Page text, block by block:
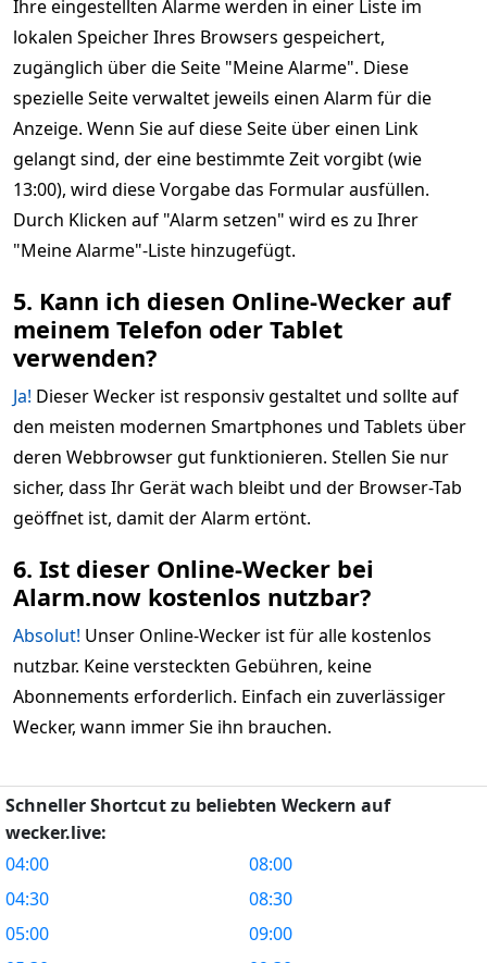
Ihre eingestellten Alarme werden in einer Liste im
lokalen Speicher Ihres Browsers gespeichert,
zugänglich über die Seite "Meine Alarme". Diese
spezielle Seite verwaltet jeweils einen Alarm für die
Anzeige. Wenn Sie auf diese Seite über einen Link
gelangt sind, der eine bestimmte Zeit vorgibt (wie
13:00), wird diese Vorgabe das Formular ausfüllen.
Durch Klicken auf "Alarm setzen" wird es zu Ihrer
"Meine Alarme"-Liste hinzugefügt.
5. Kann ich diesen Online-Wecker auf
meinem Telefon oder Tablet
verwenden?
Ja! Dieser Wecker ist responsiv gestaltet und sollte auf
den meisten modernen Smartphones und Tablets über
deren Webbrowser gut funktionieren. Stellen Sie nur
sicher, dass Ihr Gerät wach bleibt und der Browser-Tab
geöffnet ist, damit der Alarm ertönt.
6. Ist dieser Online-Wecker bei
Alarm.now kostenlos nutzbar?
Absolut! Unser Online-Wecker ist für alle kostenlos
nutzbar. Keine versteckten Gebühren, keine
Abonnements erforderlich. Einfach ein zuverlässiger
Wecker, wann immer Sie ihn brauchen.
Schneller Shortcut zu beliebten Weckern auf
wecker.live:
04:00
04:30
05:00
08:00
08:30
09:00